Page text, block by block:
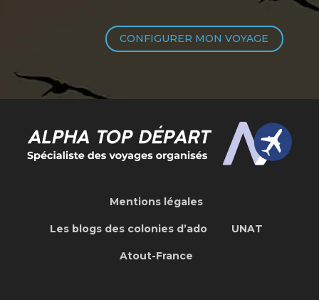
CONFIGURER MON VOYAGE
Mentions légales
Les blogs des colonies d’ado UNAT
Atout-France